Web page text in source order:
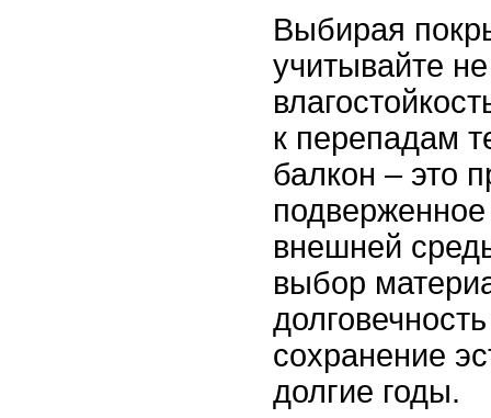
Выбирая
учитывайте
к перепадам
балкон – это
внешней
выбор
сохранение
долгие годы.